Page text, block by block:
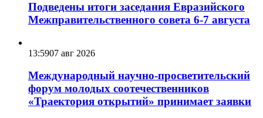
Подведены итоги заседания Евразийского
Межправительственного совета 6-7 августа
13:5907 авг 2026
Международный научно-просветительский
форум молодых соотечественников
«Траектория открытий» принимает заявки